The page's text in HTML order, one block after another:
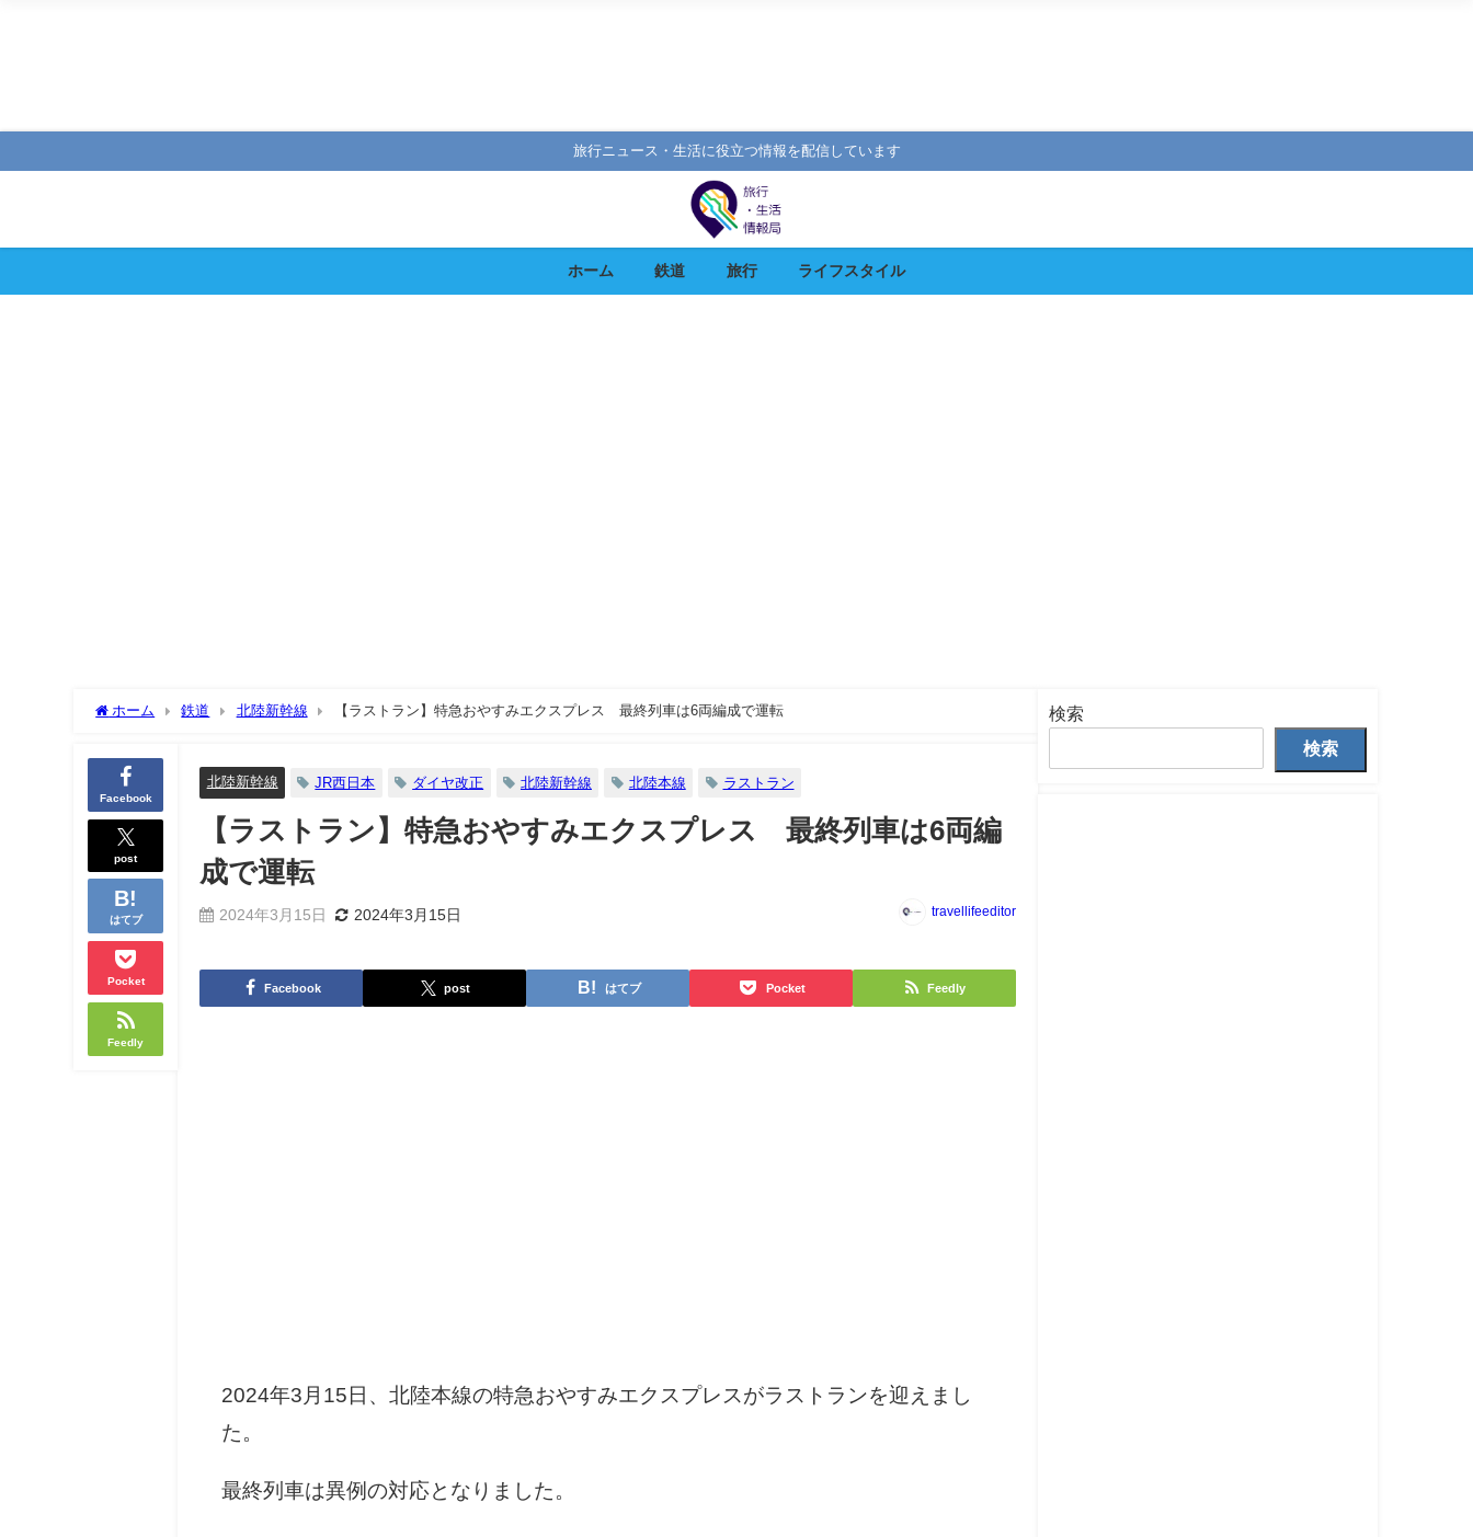
旅行ニュース・生活に役立つ情報を配信しています
ホーム 鉄道 旅行 ライフスタイル
ホーム 鉄道 北陸新幹線 【ラストラン】特急おやすみエクスプレス 最終列車は6両編成で運転
Facebook
post
はてブ
Pocket
Feedly
北陸新幹線 JR西日本 ダイヤ改正 北陸新幹線 北陸本線 ラストラン
【ラストラン】特急おやすみエクスプレス 最終列車は6両編
成で運転
2024年3月15日 2024年3月15日 travellifeeditor
Facebook post はてブ Pocket Feedly
2024年3月15日、北陸本線の特急おやすみエクスプレスがラストランを迎えまし
た。
最終列車は異例の対応となりました。
検索
検索